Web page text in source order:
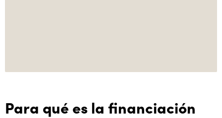
Para qué es la financiación